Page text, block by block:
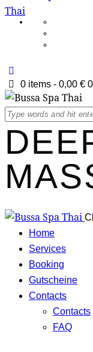
0 items - 0,00 € 0
Home
Services
Booking
Gutscheine
Contacts
Contacts
FAQ